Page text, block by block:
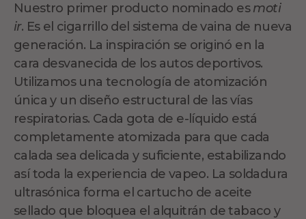
Nuestro primer producto nominado es moti
ir. Es el cigarrillo del sistema de vaina de nueva
generación. La inspiración se originó en la
cara desvanecida de los autos deportivos.
Utilizamos una tecnología de atomización
única y un diseño estructural de las vías
respiratorias. Cada gota de e-líquido está
completamente atomizada para que cada
calada sea delicada y suficiente, estabilizando
así toda la experiencia de vapeo. La soldadura
ultrasónica forma el cartucho de aceite
sellado que bloquea el alquitrán de tabaco y